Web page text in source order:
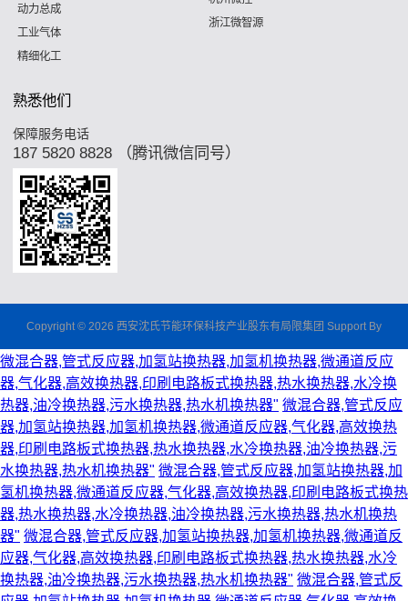
动力总成
工业气体
精细化工
浙江微智源
熟悉他们
保障服务电话
187 5820 8828 （腾讯微信同号）
Copyright © 2026 西安沈氏节能环保科技产业股东有局限集团 Support By
微混合器,管式反应器,加氢站换热器,加氢机换热器,微通道反应
器,气化器,高效换热器,印刷电路板式换热器,热水换热器,水冷换
热器,油冷换热器,污水换热器,热水机换热器" 微混合器,管式反应
器,加氢站换热器,加氢机换热器,微通道反应器,气化器,高效换热
器,印刷电路板式换热器,热水换热器,水冷换热器,油冷换热器,污
水换热器,热水机换热器" 微混合器,管式反应器,加氢站换热器,加
氢机换热器,微通道反应器,气化器,高效换热器,印刷电路板式换热
器,热水换热器,水冷换热器,油冷换热器,污水换热器,热水机换热
器" 微混合器,管式反应器,加氢站换热器,加氢机换热器,微通道反
应器,气化器,高效换热器,印刷电路板式换热器,热水换热器,水冷
换热器,油冷换热器,污水换热器,热水机换热器" 微混合器,管式反